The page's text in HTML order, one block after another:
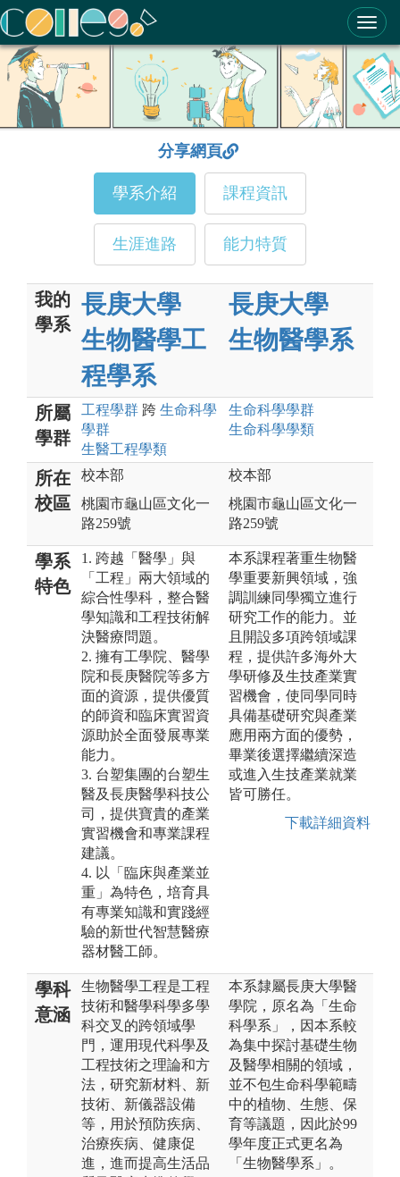
ColleGo! 大學選才與高中育才輔助系統
分享網頁
學系介紹 課程資訊
生涯進路 能力特質
我的
學系
長庚大學
生物醫學工
程學系
長庚大學
生物醫學系
所屬
學群
工程學群 跨 生命科學
學群
生醫工程學類
生命科學學群
生命科學學類
所在
校區
校本部
桃園市龜山區文化一
路259號
校本部
桃園市龜山區文化一
路259號
學系
特色
1. 跨越「醫學」與
「工程」兩大領域的
綜合性學科，整合醫
學知識和工程技術解
決醫療問題。
2. 擁有工學院、醫學
院和長庚醫院等多方
面的資源，提供優質
的師資和臨床實習資
源助於全面發展專業
能力。
3. 台塑集團的台塑生
醫及長庚醫學科技公
司，提供寶貴的產業
實習機會和專業課程
建議。
4. 以「臨床與產業並
重」為特色，培育具
有專業知識和實踐經
驗的新世代智慧醫療
器材醫工師。
本系課程著重生物醫
學重要新興領域，強
調訓練同學獨立進行
研究工作的能力。並
且開設多項跨領域課
程，提供許多海外大
學研修及生技產業實
習機會，使同學同時
具備基礎研究與產業
應用兩方面的優勢，
畢業後選擇繼續深造
或進入生技產業就業
皆可勝任。
下載詳細資料
學科
意涵
生物醫學工程是工程
技術和醫學科學多學
科交叉的跨領域學
門，運用現代科學及
工程技術之理論和方
法，研究新材料、新
技術、新儀器設備
等，用於預防疾病、
治療疾病、健康促
進，進而提高生活品
本系隸屬長庚大學醫
學院，原名為「生命
科學系」，因本系較
為集中探討基礎生物
及醫學相關的領域，
並不包生命科學範疇
中的植物、生態、保
育等議題，因此於99
學年度正式更名為
「生物醫學系」。